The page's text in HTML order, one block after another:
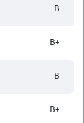
B
B+
B
B+